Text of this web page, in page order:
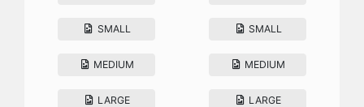
SMALL
MEDIUM
LARGE
SMALL
MEDIUM
LARGE